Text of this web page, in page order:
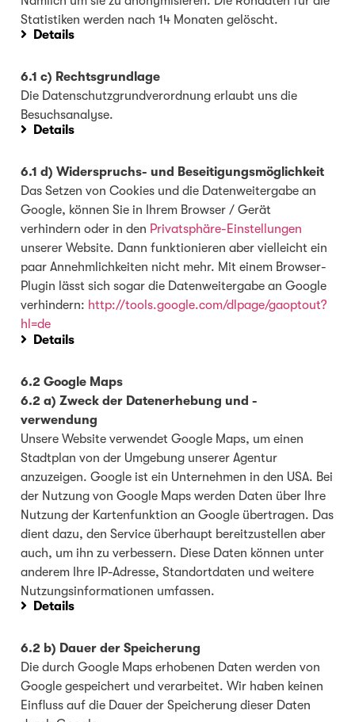
Statistiken werden nach 14 Monaten gelöscht.
Details
6.1 c) Rechtsgrundlage
Die Datenschutzgrundverordnung erlaubt uns die
Besuchsanalyse.
Details
6.1 d) Widerspruchs- und Beseitigungsmöglichkeit
Das Setzen von Cookies und die Datenweitergabe an
Google, können Sie in Ihrem Browser / Gerät
verhindern oder in den Privatsphäre-Einstellungen
unserer Website. Dann funktionieren aber vielleicht ein
paar Annehmlichkeiten nicht mehr. Mit einem Browser-
Plugin lässt sich sogar die Datenweitergabe an Google
verhindern: http://tools.google.com/dlpage/gaoptout?
hl=de
Details
6.2 Google Maps
6.2 a) Zweck der Datenerhebung und -
verwendung
Unsere Website verwendet Google Maps, um einen
Stadtplan von der Umgebung unserer Agentur
anzuzeigen. Google ist ein Unternehmen in den USA. Bei
der Nutzung von Google Maps werden Daten über Ihre
Nutzung der Kartenfunktion an Google übertragen. Das
dient dazu, den Service überhaupt bereitzustellen aber
auch, um ihn zu verbessern. Diese Daten können unter
anderem Ihre IP-Adresse, Standortdaten und weitere
Nutzungsinformationen umfassen.
Details
6.2 b) Dauer der Speicherung
Die durch Google Maps erhobenen Daten werden von
Google gespeichert und verarbeitet. Wir haben keinen
Einfluss auf die Dauer der Speicherung dieser Daten